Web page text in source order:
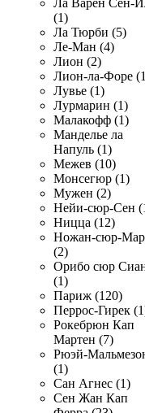
Ла Варен Сен-
(1)
Ла Тюрби (5)
Ле-Ман (4)
Лион (2)
Лион-ла-Форе
Лувье (1)
Лурмарин (1)
Малакофф (1)
Манделье ла
Напуль (1)
Межев (10)
Монсегюр (1)
Мужен (2)
Нейи-сюр-Сен
Ницца (12)
Ножан-сюр-
(2)
Орибо сюр
(1)
Париж (120)
Перрос-Гирек
Рокебрюн Кап
Мартен (7)
Рюэй-
(1)
Сан Агнес (1)
Сен Жан Кап